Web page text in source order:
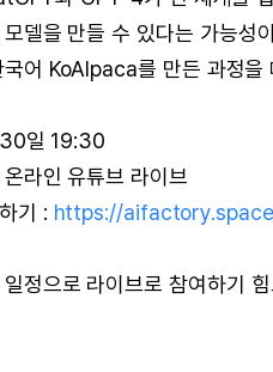
모델을 만들 수 있다는 가능
어 KoAlpaca를 만든 과정을
일 19:30
라인 유튜브 라이브
기 : https://
일정으로 라이브로 참여하기